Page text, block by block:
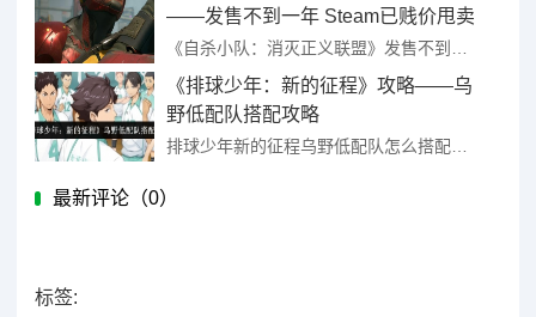
——发售不到一年 Steam已贱价甩卖
《自杀小队：消灭正义联盟》发售不到一年 Steam已贱价甩卖 ...
《排球少年：新的征程》攻略——乌
野低配队搭配攻略
最新评论（0）
标签: